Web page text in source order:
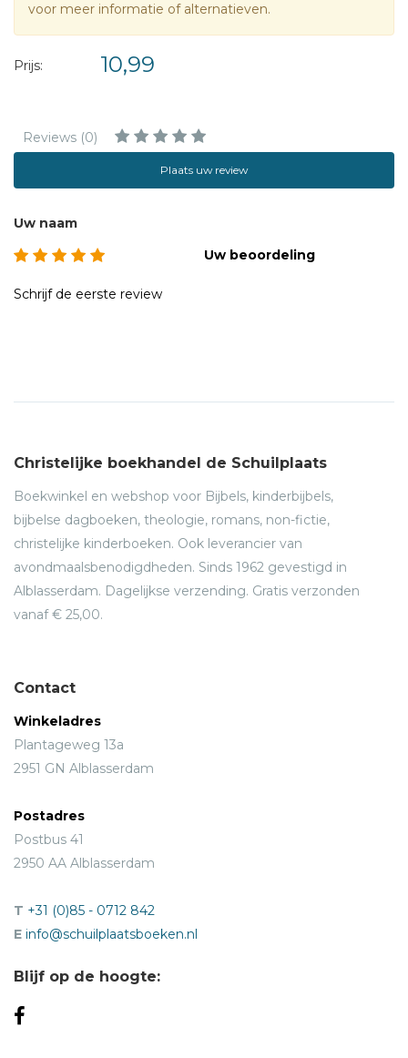
voor meer informatie of alternatieven.
Prijs: 10,99
Reviews (0)
Plaats uw review
Uw naam
Uw beoordeling
Schrijf de eerste review
Christelijke boekhandel de Schuilplaats
Boekwinkel en webshop voor Bijbels, kinderbijbels,
bijbelse dagboeken, theologie, romans, non-fictie,
christelijke kinderboeken. Ook leverancier van
avondmaalsbenodigdheden. Sinds 1962 gevestigd in
Alblasserdam. Dagelijkse verzending. Gratis verzonden
vanaf € 25,00.
Contact
Winkeladres
Plantageweg 13a
2951 GN Alblasserdam
Postadres
Postbus 41
2950 AA Alblasserdam
T +31 (0)85 - 0712 842
E info@schuilplaatsboeken.nl
Blijf op de hoogte: